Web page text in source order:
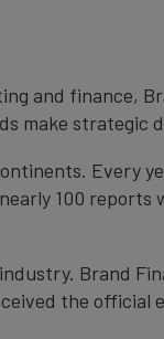
and finance,
make strategic
Every
100 reports
Brand
the official